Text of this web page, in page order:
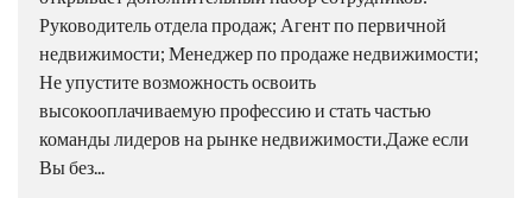
Руководитель отдела продаж; Агент по первичной
недвижимости; Менеджер по продаже недвижимости;
Не упустите возможность освоить
высокооплачиваемую профессию и стать частью
команды лидеров на рынке недвижимости.Даже если
Вы без...